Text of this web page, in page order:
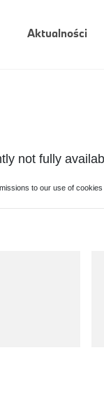
Aktualności